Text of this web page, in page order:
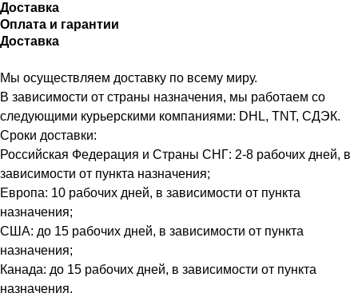
Доставка
Оплата и гарантии
Доставка
Мы осуществляем доставку по всему миру.
В зависимости от страны назначения, мы работаем со
следующими курьерскими компаниями: DHL, TNT, СДЭК.
Сроки доставки:
Российская Федерация и Страны СНГ: 2-8 рабочих дней, в
зависимости от пункта назначения;
Европа: 10 рабочих дней, в зависимости от пункта
назначения;
США: до 15 рабочих дней, в зависимости от пункта
назначения;
Канада: до 15 рабочих дней, в зависимости от пункта
назначения.